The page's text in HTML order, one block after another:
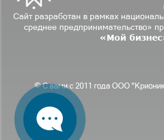
Сайт разработан в рамках
среднее предпринимательство»
«Мой
© С вами с 2011 года ООО